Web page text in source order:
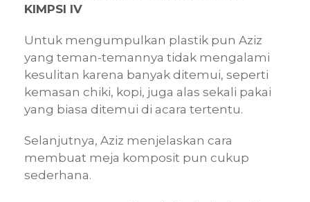
KIMPSI IV
Untuk mengumpulkan plastik pun Aziz
yang teman-temannya tidak mengalami
kesulitan karena banyak ditemui, seperti
kemasan chiki, kopi, juga alas sekali pakai
yang biasa ditemui di acara tertentu.
Selanjutnya, Aziz menjelaskan cara
membuat meja komposit pun cukup
sederhana.